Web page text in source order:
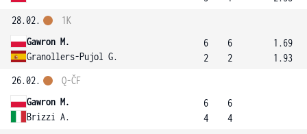
28.02.
Gawron M.
Granollers-Pujol G.
1K
6
2
6
2
1.69
1.93
26.02.
Gawron M.
Brizzi A.
Q-ČF
6
4
6
4